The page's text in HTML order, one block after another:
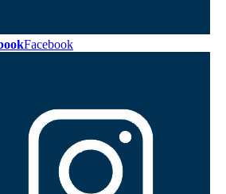
Facebook